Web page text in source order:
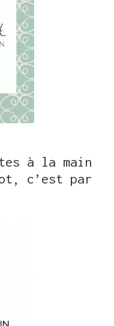
à la main
c’est par